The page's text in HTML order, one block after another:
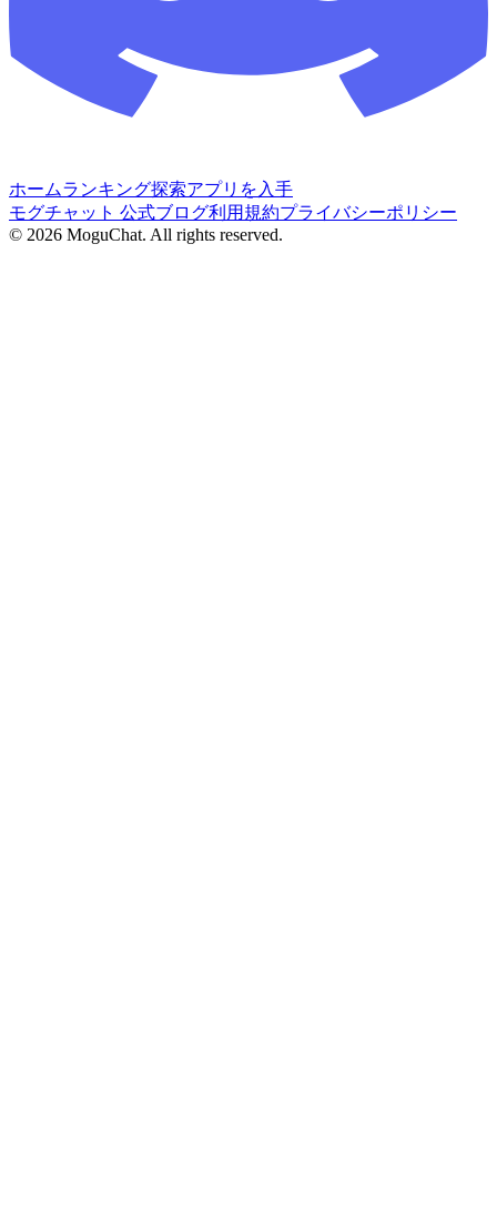
ホームランキング探索アプリを入手
モグチャット 公式ブログ利用規約プライバシーポリシー
© 2026 MoguChat. All rights reserved.